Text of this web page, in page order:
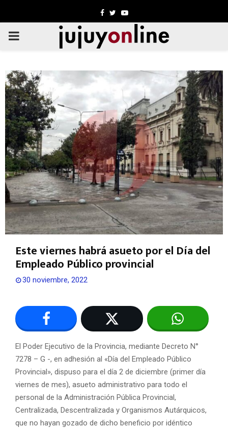
Facebook
TwitterYoutube
PRIMARY
Este viernes habrá asueto por el Día del
Empleado Público provincial
30 noviembre, 2022
El Poder Ejecutivo de la Provincia, mediante Decreto N°
7278 – G -, en adhesión al «Día del Empleado Público
Provincial», dispuso para el día 2 de diciembre (primer día
viernes de mes), asueto administrativo para todo el
personal de la Administración Pública Provincial,
Centralizada, Descentralizada y Organismos Autárquicos,
que no hayan gozado de dicho beneficio por idéntico